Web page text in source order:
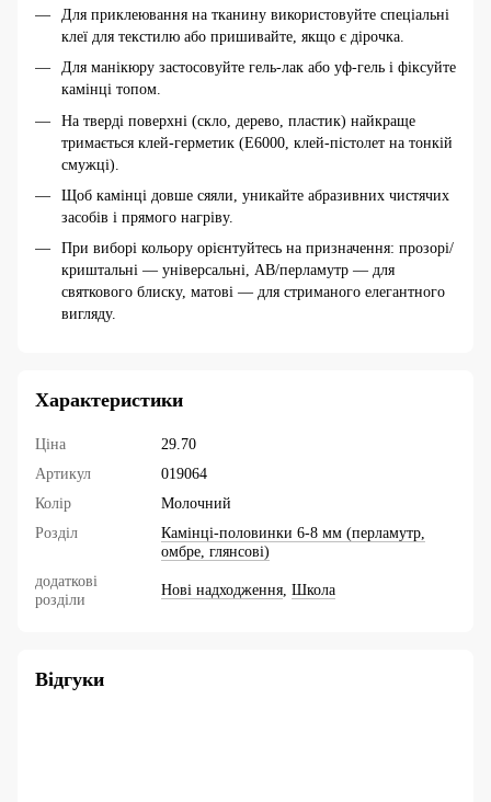
Для приклеювання на тканину використовуйте спеціальні
клеї для текстилю або пришивайте, якщо є дірочка.
Для манікюру застосовуйте гель-лак або уф-гель і фіксуйте
камінці топом.
На тверді поверхні (скло, дерево, пластик) найкраще
тримається клей-герметик (E6000, клей-пістолет на тонкій
смужці).
Щоб камінці довше сяяли, уникайте абразивних чистячих
засобів і прямого нагріву.
При виборі кольору орієнтуйтесь на призначення: прозорі/
криштальні — універсальні, AB/перламутр — для
святкового блиску, матові — для стриманого елегантного
вигляду.
Характеристики
Ціна
29.70
Артикул
019064
Колір
Молочний
Розділ
Камінці-половинки 6-8 мм (перламутр,
омбре, глянсові)
додаткові
розділи
Нові надходження Школа
Відгуки